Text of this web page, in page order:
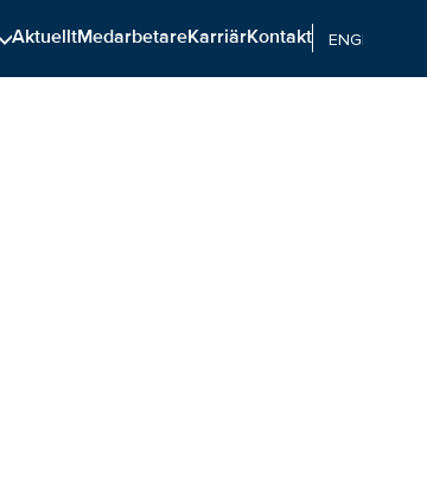
AktuelltMedarbetareKarriärKontakt ENGELSKA